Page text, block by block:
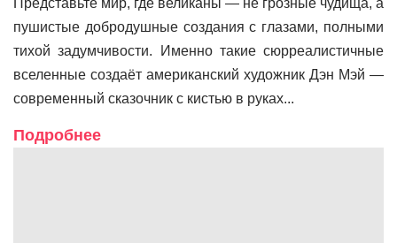
пушистые добродушные создания с глазами, полными
тихой задумчивости. Именно такие сюрреалистичные
вселенные создаёт американский художник Дэн Мэй —
современный сказочник с кистью в руках...
Подробнее